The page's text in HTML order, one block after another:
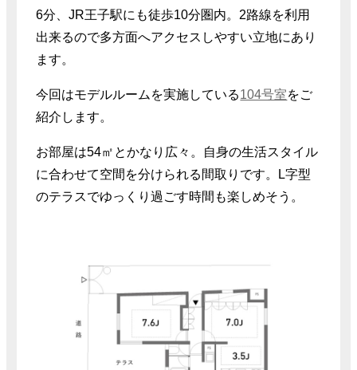
6分、JR王子駅にも徒歩10分圏内。2路線を利用
出来るので多方面へアクセスしやすい立地にあり
ます。
今回はモデルルームを実施している104号室をご
紹介します。
お部屋は54㎡とかなり広々。自身の生活スタイル
に合わせて空間を分けられる間取りです。L字型
のテラスでゆっくり過ごす時間も楽しめそう。